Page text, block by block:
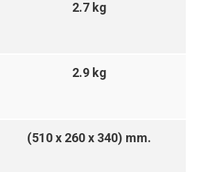
2.7 kg
2.9 kg
(510 x 260 x 340) mm.